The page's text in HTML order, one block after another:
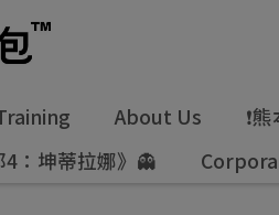
About Us ❗
4：坤蒂拉娜》👻